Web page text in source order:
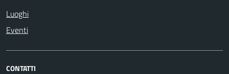
Luoghi
Eventi
CONTATTI